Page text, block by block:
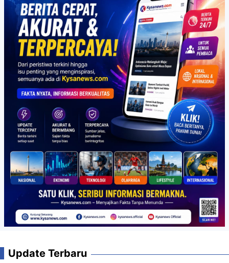
Update Terbaru